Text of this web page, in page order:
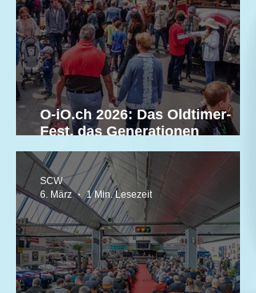
O-iO.ch 2026: Das Oldtimer-
Fest, das Generationen
verbindet
SCW
6. März
1 Min. Lesezeit